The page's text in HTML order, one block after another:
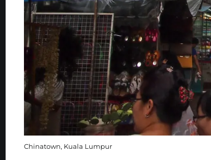
Chinatown, Kuala Lumpur